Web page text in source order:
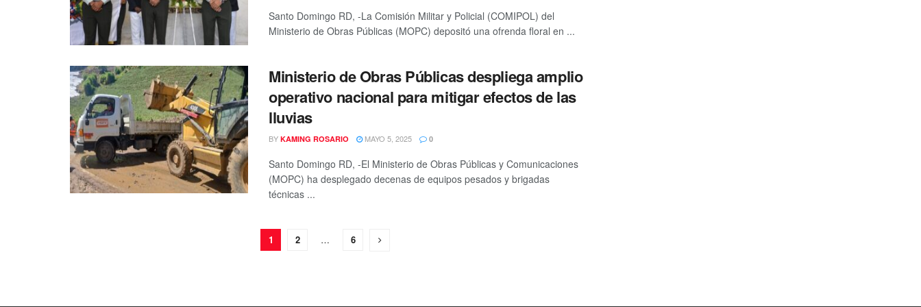
Santo Domingo RD, -La Comisión Militar y Policial (COMIPOL) del
Ministerio de Obras Públicas (MOPC) depositó una ofrenda floral en ...
Ministerio de Obras Públicas despliega amplio
operativo nacional para mitigar efectos de las
lluvias
BY KAMING ROSARIO MAYO 5, 2025 0
Santo Domingo RD, -El Ministerio de Obras Públicas y Comunicaciones
(MOPC) ha desplegado decenas de equipos pesados y brigadas
técnicas ...
1 2 … 6